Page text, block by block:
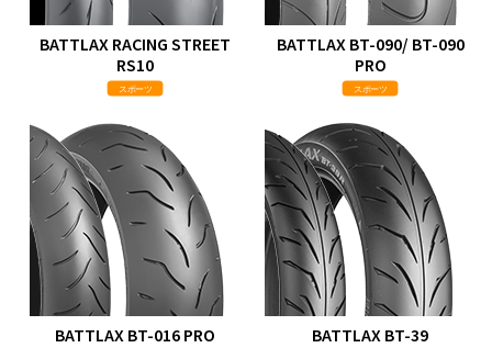
BATTLAX RACING STREET
RS10
スポーツ
BATTLAX BT-090/ BT-090
PRO
スポーツ
BATTLAX BT-016 PRO BATTLAX BT-39